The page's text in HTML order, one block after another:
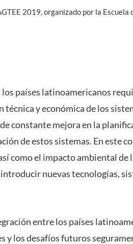
2019, organizado por la
países latinoamericanos
y económica de los
constante mejora en la
de estos sistemas. En este
como el impacto ambiental de
nuevas tecnologías,
entre los países
y los desafíos futuros